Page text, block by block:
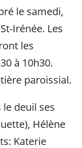
le samedi,
Irénée. Les
les
à 10h30.
paroissial.
deuil ses
Hélène
Katerie